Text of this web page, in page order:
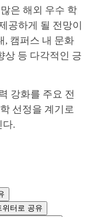
은 해외 우수 학
공하게 될 전망이
, 캠퍼스 내 문화
상 등 다각적인 긍
강화를 주요 전
선정을 계기로
다.
위터로 공유